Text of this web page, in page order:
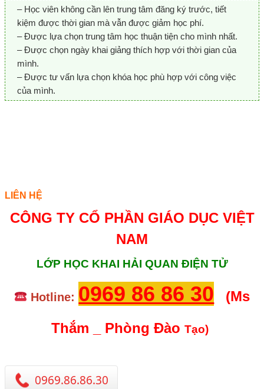
– Học viên không cần lên trung tâm đăng ký trước, tiết
kiệm được thời gian mà vẫn được giảm học phí.
– Được lựa chọn trung tâm học thuận tiện cho mình nhất.
– Được chọn ngày khai giảng thích hợp với thời gian của
mình.
– Được tư vấn lựa chọn khóa học phù hợp với công việc
của mình.
LIÊN HỆ
CÔNG TY CỔ PHẦN GIÁO DỤC VIỆT
NAM
LỚP HỌC KHAI HẢI QUAN ĐIỆN TỬ
Hotline: 0969 86 86 30
(Ms
Thắm _ Phòng Đào Tạo)
0969.86.86.30